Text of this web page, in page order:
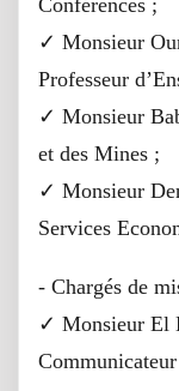
Conférences ;
✓ Monsieur
Professeur
✓ Monsieur
et des Mines ;
✓ Monsieur
Services
- Chargés de
✓ Monsieur El